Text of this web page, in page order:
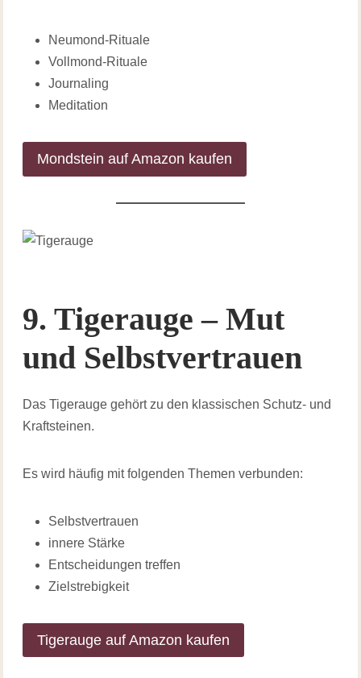
Neumond-Rituale
Vollmond-Rituale
Journaling
Meditation
Mondstein auf Amazon kaufen
9. Tigerauge – Mut
und Selbstvertrauen
Das Tigerauge gehört zu den klassischen Schutz- und
Kraftsteinen.
Es wird häufig mit folgenden Themen verbunden:
Selbstvertrauen
innere Stärke
Entscheidungen treffen
Zielstrebigkeit
Tigerauge auf Amazon kaufen